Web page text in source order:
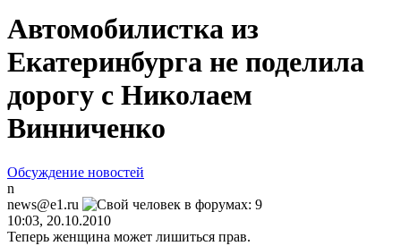
Автомобилистка из
Екатеринбурга не поделила
дорогу с Николаем
Винниченко
Обсуждение новостей
n
news@e1.ru
10:03, 20.10.2010
Теперь женщина может лишиться прав.